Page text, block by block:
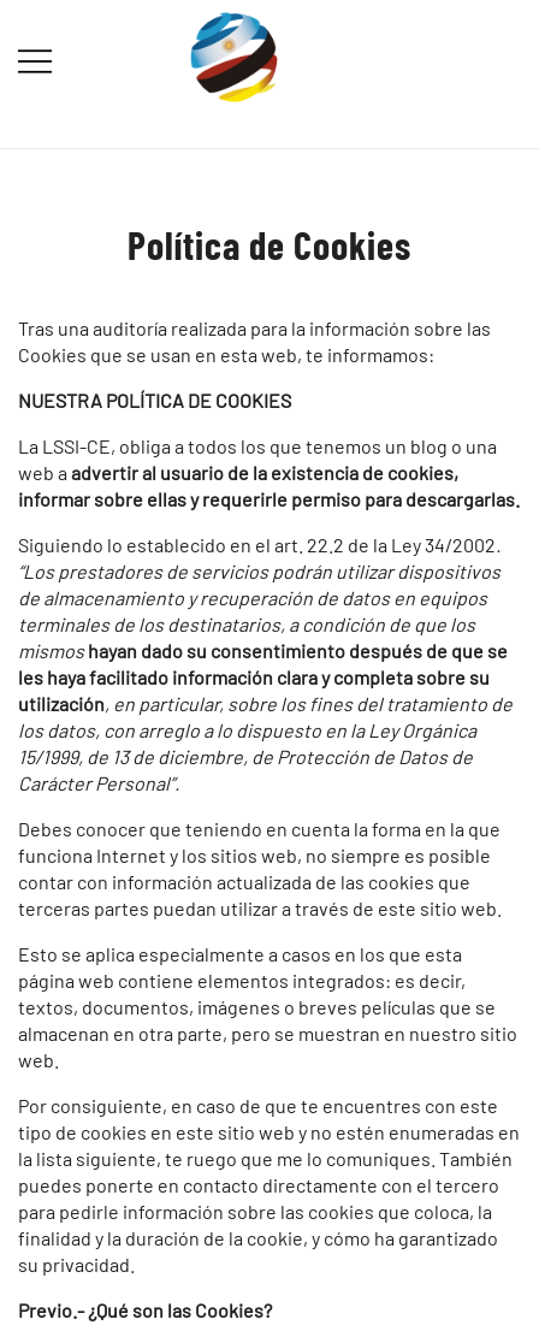
contenido
Política de Cookies
Tras una auditoría realizada para la información sobre las
Cookies que se usan en esta web, te informamos:
NUESTRA POLÍTICA DE COOKIES
La LSSI-CE, obliga a todos los que tenemos un blog o una
web a advertir al usuario de la existencia de cookies,
informar sobre ellas y requerirle permiso para descargarlas.
Siguiendo lo establecido en el art. 22.2 de la Ley 34/2002.
“Los prestadores de servicios podrán utilizar dispositivos
de almacenamiento y recuperación de datos en equipos
terminales de los destinatarios, a condición de que los
mismoshayan dado su consentimiento después de que se
les haya facilitado información clara y completa sobre su
utilización, en particular, sobre los fines del tratamiento de
los datos, con arreglo a lo dispuesto en la Ley Orgánica
15/1999, de 13 de diciembre, de Protección de Datos de
Carácter Personal”.
Debes conocer que teniendo en cuenta la forma en la que
funciona Internet y los sitios web, no siempre es posible
contar con información actualizada de las cookies que
terceras partes puedan utilizar a través de este sitio web.
Esto se aplica especialmente a casos en los que esta
página web contiene elementos integrados: es decir,
textos, documentos, imágenes o breves películas que se
almacenan en otra parte, pero se muestran en nuestro sitio
web.
Por consiguiente, en caso de que te encuentres con este
tipo de cookies en este sitio web y no estén enumeradas en
la lista siguiente, te ruego que me lo comuniques. También
puedes ponerte en contacto directamente con el tercero
para pedirle información sobre las cookies que coloca, la
finalidad y la duración de la cookie, y cómo ha garantizado
su privacidad.
Previo.- ¿Qué son las Cookies?